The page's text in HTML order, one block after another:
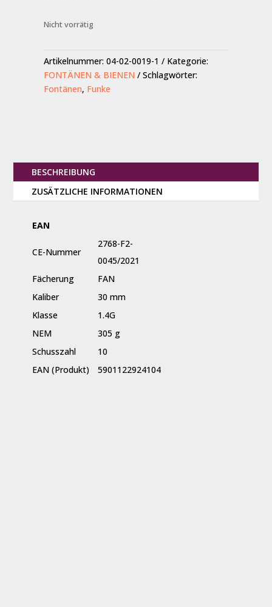
Nicht vorrätig
Artikelnummer:04-02-0019-1
Kategorie:
FONTÄNEN & BIENEN
Schlagwörter:
Fontänen, Funke
BESCHREIBUNG
ZUSÄTZLICHE INFORMATIONEN
CE-Nummer
2768-F2-
0045/2021
Fächerung
FAN
Kaliber
30 mm
Klasse
1.4G
NEM
305 g
Schusszahl
10
EAN (Produkt)
5901122924104
EAN